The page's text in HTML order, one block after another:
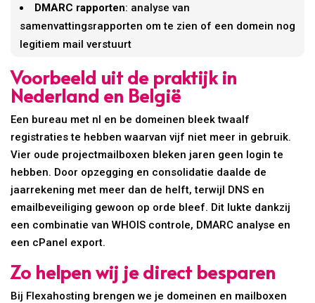
DMARC rapporten: analyse van
samenvattingsrapporten om te zien of een domein nog
legitiem mail verstuurt
Voorbeeld uit de praktijk in
Nederland en België
Een bureau met nl en be domeinen bleek twaalf
registraties te hebben waarvan vijf niet meer in gebruik.
Vier oude projectmailboxen bleken jaren geen login te
hebben. Door opzegging en consolidatie daalde de
jaarrekening met meer dan de helft, terwijl DNS en
emailbeveiliging gewoon op orde bleef. Dit lukte dankzij
een combinatie van WHOIS controle, DMARC analyse en
een cPanel export.
Zo helpen wij je direct besparen
Bij Flexahosting brengen we je domeinen en mailboxen